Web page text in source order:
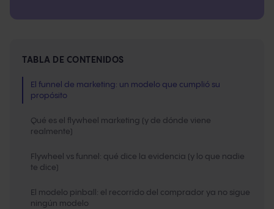
TABLA DE CONTENIDOS
El funnel de marketing: un modelo que cumplió su
propósito
Qué es el flywheel marketing (y de dónde viene
realmente)
Flywheel vs funnel: qué dice la evidencia (y lo que nadie
te dice)
El modelo pinball: el recorrido del comprador ya no sigue
ningún modelo